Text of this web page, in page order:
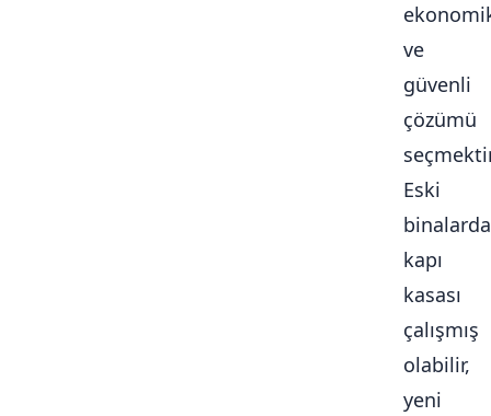
ve
güvenli
çözümü
Eski
binalarda
kapı
kasası
çalışmış
olabilir,
yeni